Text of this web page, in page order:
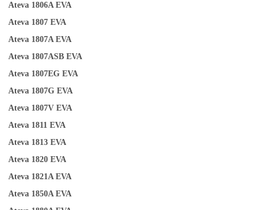
Ateva 1806A EVA
Ateva 1807 EVA
Ateva 1807A EVA
Ateva 1807ASB EVA
Ateva 1807EG EVA
Ateva 1807G EVA
Ateva 1807V EVA
Ateva 1811 EVA
Ateva 1813 EVA
Ateva 1820 EVA
Ateva 1821A EVA
Ateva 1850A EVA